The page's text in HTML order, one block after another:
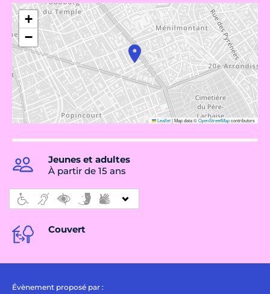
+
−
Leaflet|Map data ©OpenStreetMapcontributors
Jeunes et adultes
À partir de 15 ans
Couvert
Évènement proposé par :